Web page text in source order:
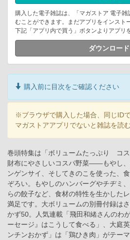
購入した電子雑誌は、「マガストア 電子
むことができます。まだアプリをインスト
下記「アプリ内で買う」ボタンよりアプリ
ダウンロード
購入前に目次をご確認ください
※ブラウザで購入した場合、同じID
マガストアアプリでないと雑誌を読
巻頭特集は「ボリュームたっぷり コス
財布にやさしいコスパ野菜――もやし
ンゲンサイ、そしてきのこを使った、
ぞろい。もやしのハンバーグやチヂミ
らの餃子など、食材の特性を生かした
満足です。大ボリュームの別冊付録は
かず50。人気連載「飛田和緒さんのわ
ーセージ』はこうして食べる」、大庭
ンチンおかず」は「鶏ひき肉」がテー